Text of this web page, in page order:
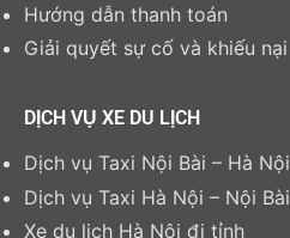
Hướng dẫn thanh toán
Giải quyết sự cố và khiếu nại
DỊCH VỤ XE DU LỊCH
Dịch vụ Taxi Nội Bài – Hà Nội
Dịch vụ Taxi Hà Nội – Nội Bài
Xe du lịch Hà Nội đi tỉnh